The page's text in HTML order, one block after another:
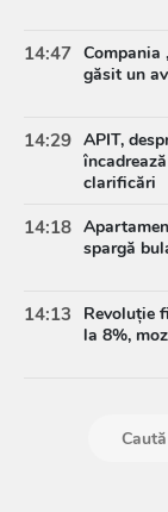
14:47 Compania
găsit un
14:29 APIT,
clarificări
14:18
spargă
14:13
Revoluție
la 8%,